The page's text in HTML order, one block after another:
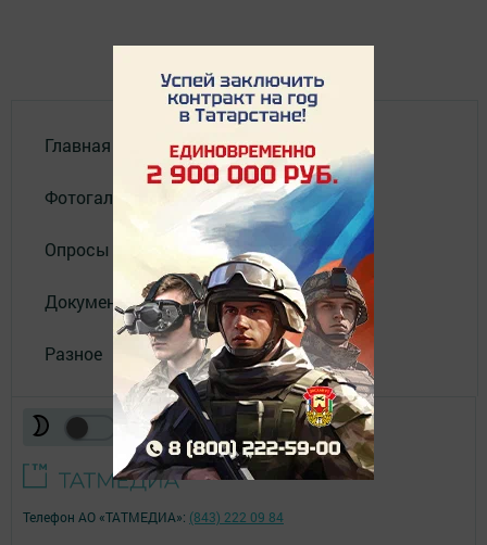
Главная
Фотогалереи
Опросы
Документы
Разное
Телефон АО «ТАТМЕДИА»: (843) 222 09 84